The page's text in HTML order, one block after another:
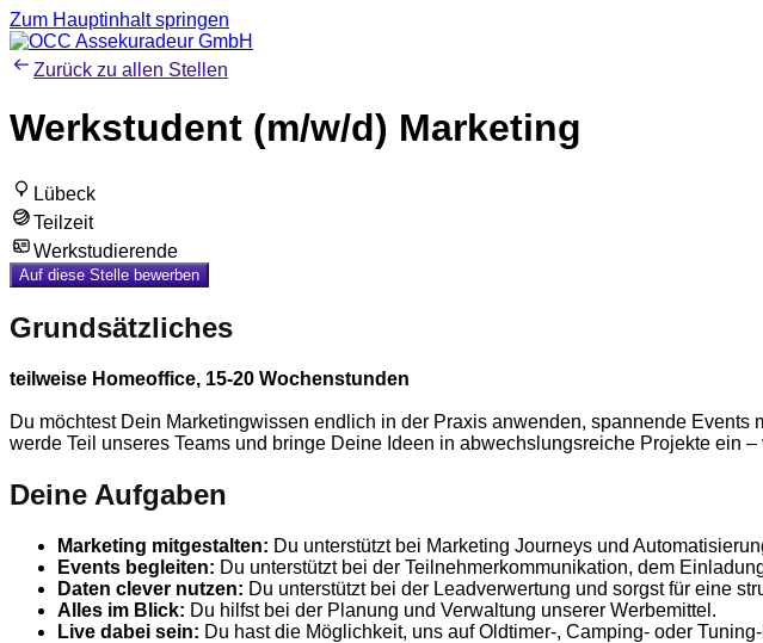
Zum Hauptinhalt springen
Zurück zu allen Stellen
Werkstudent (m/w/d) Marketing
Lübeck
Teilzeit
Werkstudierende
Auf diese Stelle bewerben
Grundsätzliches
teilweise Homeoffice, 15-20 Wochenstunden
Du möchtest Dein Marketingwissen endlich in der Praxis anwenden, spannende
werde Teil unseres Teams und bringe Deine Ideen in abwechslungsreiche Projekte ein
Deine Aufgaben
Marketing mitgestalten: Du unterstützt bei Marketing Journeys und
Events begleiten: Du unterstützt bei der Teilnehmerkommunikation, dem
Daten clever nutzen: Du unterstützt bei der Leadverwertung und sorgst für eine
Alles im Blick: Du hilfst bei der Planung und Verwaltung unserer Werbemittel.
Live dabei sein: Du hast die Möglichkeit, uns auf Oldtimer-, Camping- oder